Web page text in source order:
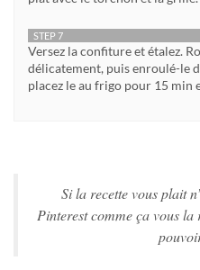
STEP 7
Versez la confiture et étalez.
délicatement, puis enroulé-le
placez le au frigo pour 15 min
Si la recette vous plait
Pinterest comme ça vous